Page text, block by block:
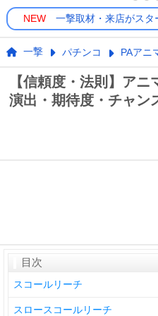
NEW 一撃取材・来店がスタ
一撃 パチンコ PAアニ
【信頼度・法則】ア
演出・期待度・チャン
目次
スコールリーチ
スロースコールリーチ